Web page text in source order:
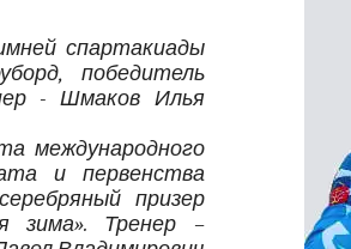
спартакиады
победитель
- Шмаков Илья
международного
и первенства
призер
зима». Тренер –